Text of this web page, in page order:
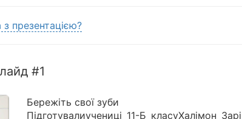
презентацією?
#1
Бережіть свої зуби
Підготувалиучениці 11-Б класуХалімон